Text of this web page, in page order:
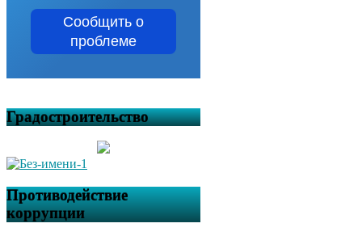
Сообщить о
проблеме
Градостроительство
Противодействие
коррупции